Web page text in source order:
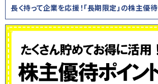
長く持って企業を応援！「長期限定」の株主優待